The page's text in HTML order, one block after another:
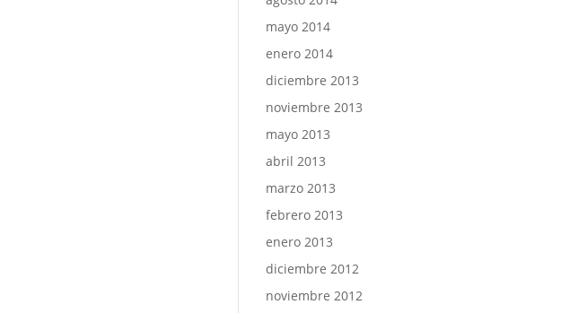
mayo 2014
enero 2014
diciembre 2013
noviembre 2013
mayo 2013
abril 2013
marzo 2013
febrero 2013
enero 2013
diciembre 2012
noviembre 2012